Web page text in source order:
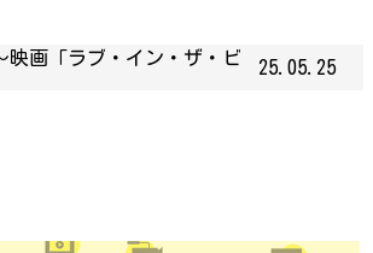
映画「ラブ・イン・ザ・ビ
25.05.25